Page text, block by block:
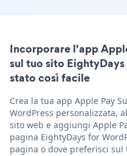
Incorporare l'app
sul tuo sito
stato così facile
Crea la tua app Apple Pay
WordPress personalizzata,
sito web e aggiungi Apple
pagina EightyDays for
pagina o dove preferisci sul